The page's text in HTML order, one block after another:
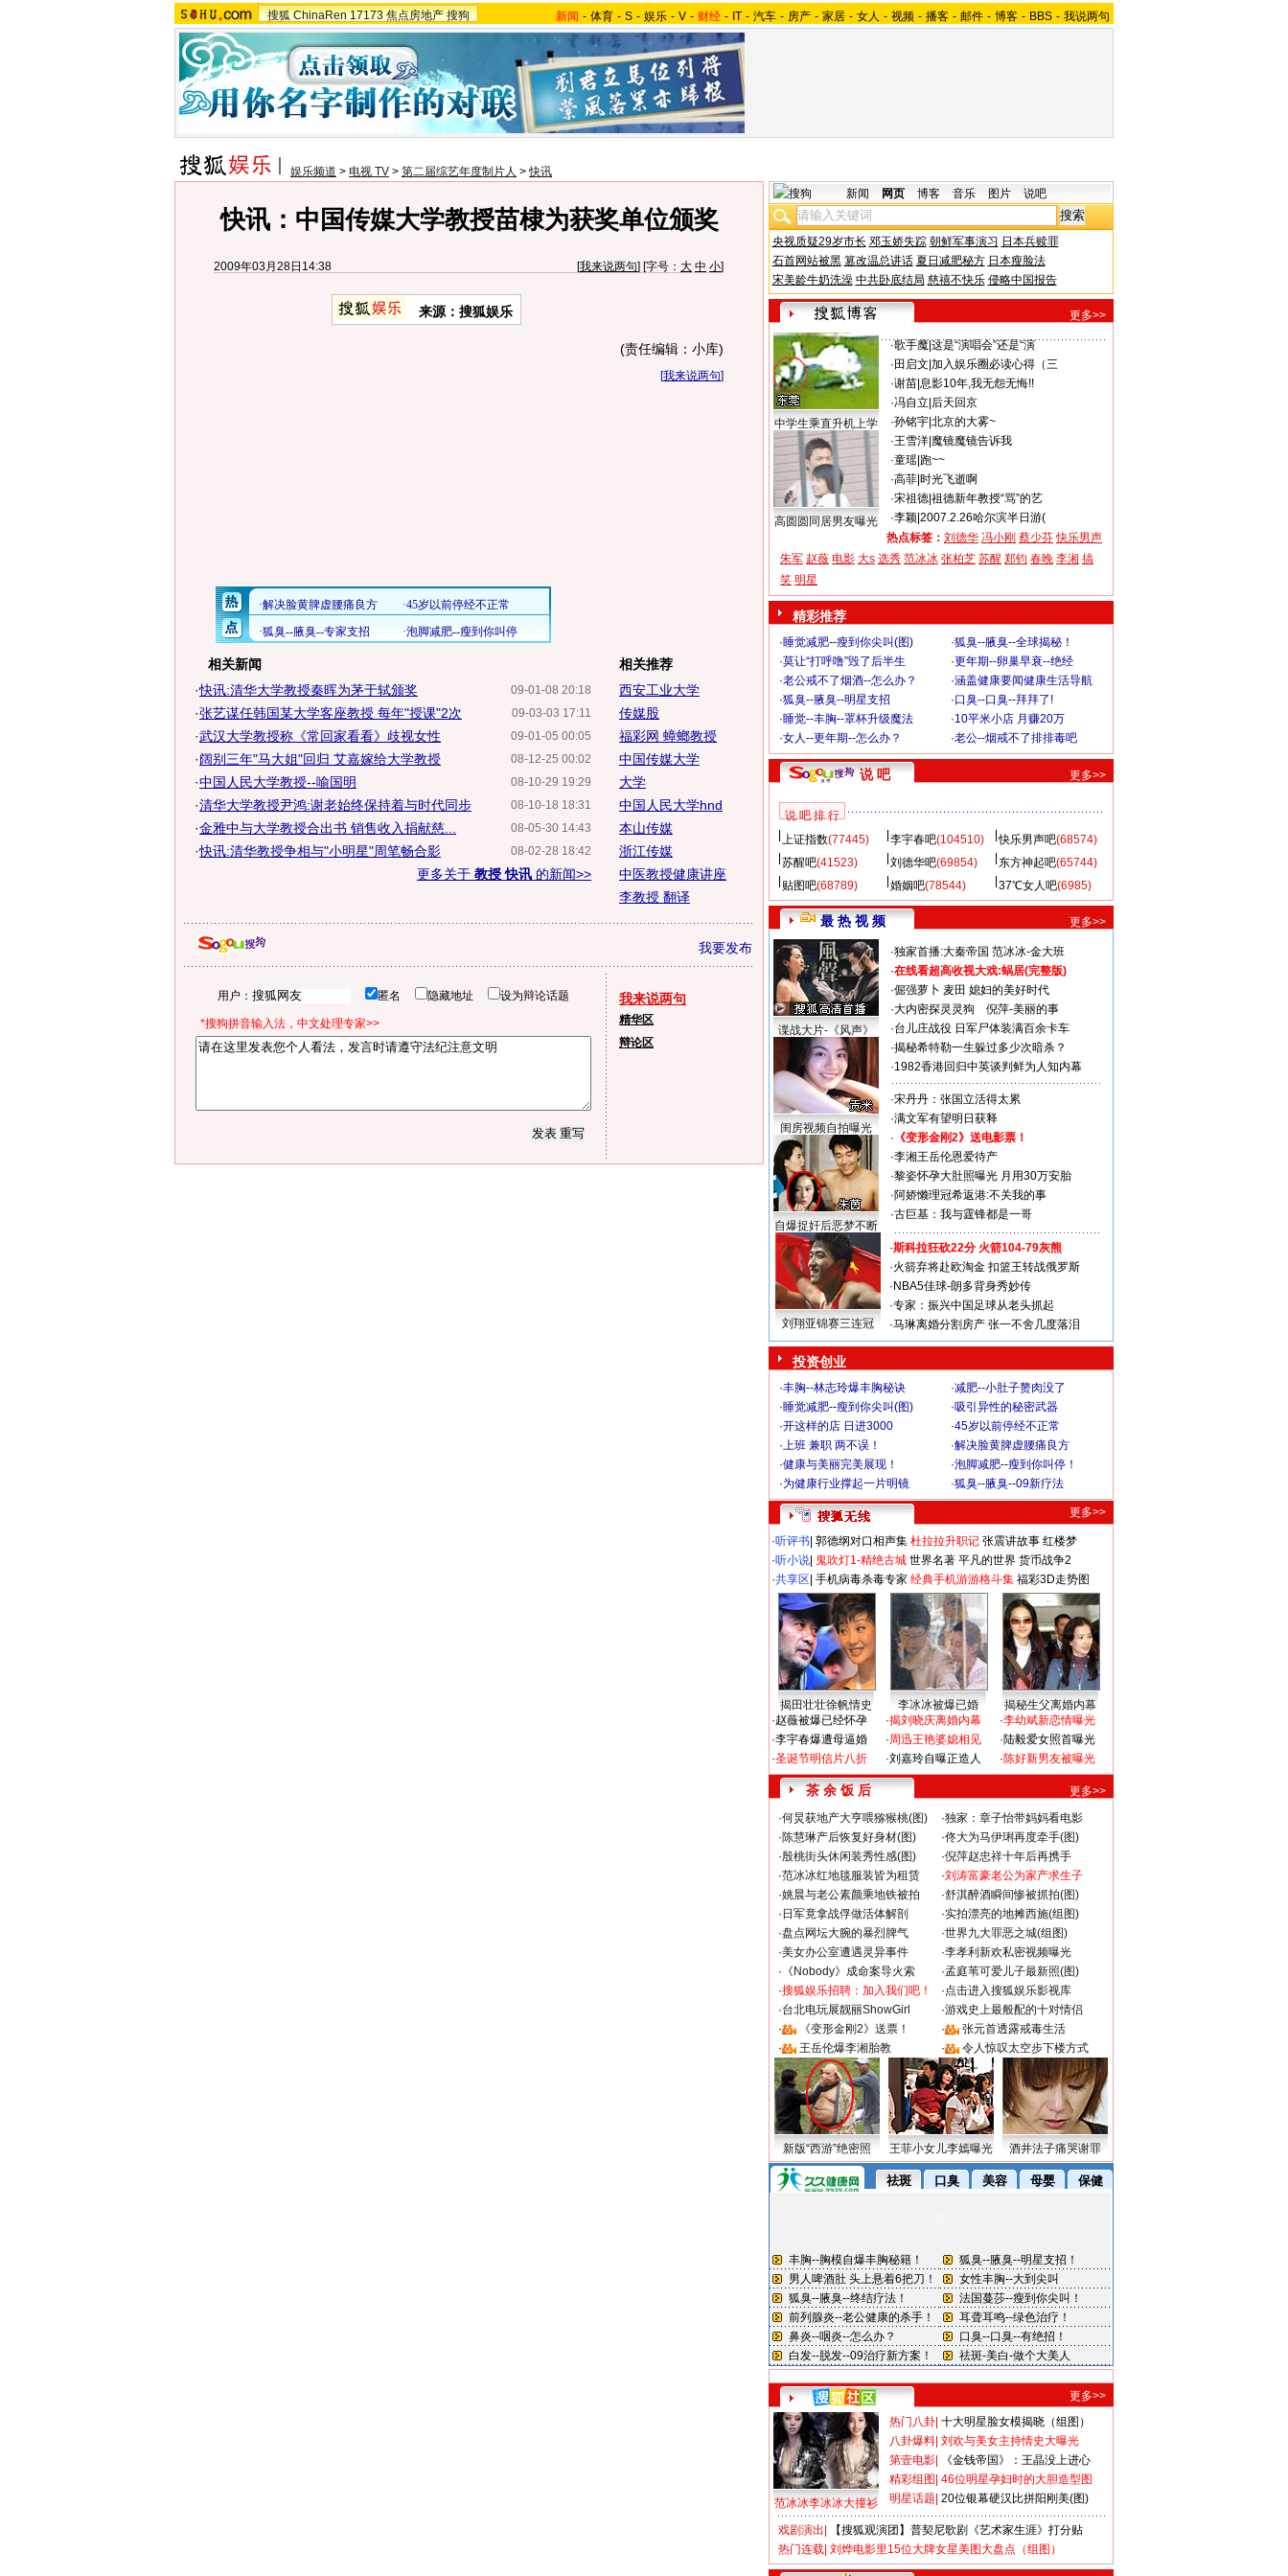
搜狐 ChinaRen 17173 焦点房地产 搜狗 新闻 - 体育 - S - 娱乐 - V - 财经 - IT - 汽车 - 房产 - 家居 - 女人 - 视频 - 播客 - 邮件 - 博客 - BBS - 我说两句
娱乐频道 > 电视 TV > 第二届综艺年度制片人 >快讯
快讯：中国传媒大学教授苗棣为获奖单位颁奖
2009年03月28日14:38 [我来说两句] [字号： 大 中 小]
来源：搜狐娱乐
(责任编辑：小库)
[我来说两句]
相关新闻
09-01-08 20:18
·快讯:清华大学教授秦晖为茅于轼颁奖
09-03-03 17:11
·张艺谋任韩国某大学客座教授 每年"授课"2次
09-01-05 00:05
·武汉大学教授称《常回家看看》歧视女性
08-12-25 00:02
·阔别三年"马大姐"回归 艾嘉嫁给大学教授
08-10-29 19:29
·中国人民大学教授--喻国明
08-10-18 18:31
·清华大学教授尹鸿:谢老始终保持着与时代同步
08-05-30 14:43
·金雅中与大学教授合出书 销售收入捐献慈...
08-02-28 18:42
·快讯:清华教授争相与"小明星"周笔畅合影
更多关于 教授 快讯 的新闻>>
相关推荐
西安工业大学
传媒股
福彩网 蟑螂教授
中国传媒大学
大学
中国人民大学hnd
本山传媒
浙江传媒
中医教授健康讲座
李教授 翻译
我要发布
用户： 匿名 隐藏地址 设为辩论话题
*搜狗拼音输入法，中文处理专家>>
我来说两句
精华区
辩论区
新闻 网页 博客 音乐 图片 说吧
央视质疑29岁市长 邓玉娇失踪 朝鲜军事演习 日本兵赎罪
石首网站被黑 篡改温总讲话 夏日减肥秘方 日本瘦脸法
宋美龄牛奶洗澡 中共卧底结局 慈禧不快乐 侵略中国报告
更多>>
中学生乘直升机上学
高圆圆同居男友曝光
·歌手魔| 这是“演唱会”还是“演
· 田启文 加入娱乐圈必读心得（三
·谢苗| 息影10年,我无怨无悔!!
·冯自立 后天回京
·孙铭宇| 北京的大雾~
·王雪洋| 魔镜魔镜告诉我
·童瑶| 跑~~
·高菲| 时光飞逝啊
·宋祖德| 祖德新年教授“骂”的艺
·李颖| 2007.2.26哈尔滨半日游(
热点标签： 刘德华 冯小刚 蔡少芬 快乐男声
朱军 赵薇 电影 大s 选秀 范冰冰 张柏芝 苏醒 郑钧 春晚 李湘 搞
笑 明星
精彩推荐
·睡觉减肥--瘦到你尖叫(图) ·狐臭--腋臭--全球揭秘！
·莫让“打呼噜”毁了后半生 ·更年期--卵巢早衰--绝经
·老公戒不了烟酒--怎么办？ ·涵盖健康要闻健康生活导航
·狐臭--腋臭--明星支招 ·口臭--口臭--拜拜了!
·睡觉--丰胸--罩杯升级魔法 ·10平米小店 月赚20万
·女人--更年期--怎么办？ ·老公--烟戒不了排排毒吧
说 吧 更多>>
说 吧 排 行
上证指数(77445) 李宇春吧(104510) 快乐男声吧(68574)
苏醒吧(41523) 刘德华吧(69854) 东方神起吧(65744)
贴图吧(68789) 婚姻吧(78544) 37℃女人吧(6985)
最 热 视 频 更多>>
谍战大片-《风声》
闺房视频自拍曝光
自爆捉奸后恶梦不断
·独家首播:大秦帝国 范冰冰-金大班
·在线看超高收视大戏:蜗居(完整版)
·倔强萝卜 麦田 媳妇的美好时代
·大内密探灵灵狗
倪萍-美丽的事
·台儿庄战役 日军尸体装满百余卡车
·揭秘希特勒一生躲过多少次暗杀？
·1982香港回归中英谈判鲜为人知内幕
·宋丹丹：张国立活得太累
·满文军有望明日获释
· 《变形金刚2》送电影票！
·李湘王岳伦恩爱待产
·黎姿怀孕大肚照曝光 月用30万安胎
·阿娇懒理冠希返港:不关我的事
·古巨基：我与霆锋都是一哥
刘翔亚锦赛三连冠
·斯科拉狂砍22分 火箭104-79灰熊
·火箭弃将赴欧淘金 扣篮王转战俄罗斯
· NBA5佳球-朗多背身秀妙传
·专家：振兴中国足球从老头抓起
·马琳离婚分割房产 张一不舍几度落泪
投资创业
·丰胸--林志玲爆丰胸秘诀 ·减肥--小肚子赘肉没了
·睡觉减肥--瘦到你尖叫(图) ·吸引异性的秘密武器
·开这样的店 日进3000 ·45岁以前停经不正常
·上班 兼职 两不误！ ·解决脸黄脾虚腰痛良方
·健康与美丽完美展现！ ·泡脚减肥--瘦到你叫停！
·为健康行业撑起一片明镜 ·狐臭--腋臭--09新疗法
更多>>
·听评书 郭德纲对口相声集 杜拉拉升职记 张震讲故事 红楼梦
·听小说 鬼吹灯1-精绝古城 世界名著 平凡的世界 货币战争2
·共享区 手机病毒杀毒专家 经典手机游游格斗集 福彩3D走势图
揭田壮壮徐帆情史 李冰冰被爆已婚
揭秘生父离婚内幕
·赵薇被爆已经怀孕
·李宇春爆遭母逼婚
·圣诞节明信片八折
·揭刘晓庆离婚内幕
·周迅王艳婆媳相见
·刘嘉玲自曝正造人
·李幼斌新恋情曝光
·陆毅爱女照首曝光
·陈好新男友被曝光
茶 余 饭 后
更多>>
·何炅获地产大亨喂猕猴桃(图) ·独家：章子怡带妈妈看电影
·陈慧琳产后恢复好身材(图) ·佟大为马伊琍再度牵手(图)
·殷桃街头休闲装秀性感(图) ·倪萍赵忠祥十年后再携手
·范冰冰红地毯服装皆为租赁 ·刘涛富豪老公为家产求生子
·姚晨与老公素颜乘地铁被拍 ·舒淇醉酒瞬间惨被抓拍(图)
· 日军竟拿战俘做活体解剖 ·实拍漂亮的地摊西施(组图)
·盘点网坛大腕的暴烈脾气 ·世界九大罪恶之城(组图)
·美女办公室遭遇灵异事件 ·李孝利新欢私密视频曝光
· 《Nobody》成命案导火索 ·孟庭苇可爱儿子最新照(图)
·搜狐娱乐招聘：加入我们吧！ ·点击进入搜狐娱乐影视库
·台北电玩展靓丽ShowGirl ·游戏史上最般配的十对情侣
·
《变形金刚2》送票！ ·
张元首透露戒毒生活
·
王岳伦爆李湘胎教 · 令人惊叹太空步下楼方式
新版“西游”绝密照 王菲小女儿李嫣曝光 酒井法子痛哭谢罪
更多>>
范冰冰李冰冰大撞衫
热门八卦 十大明星脸女模揭晓（组图）
八卦爆料 刘欢与美女主持情史大曝光
第壹电影
《金钱帝国》：王晶没上进心
精彩组图 46位明星孕妇时的大胆造型图
明星话题 20位银幕硬汉比拼阳刚美(图)
戏剧演出
【搜狐观演团】普契尼歌剧《艺术家生涯》打分贴
热门连载 刘烨电影里15位大牌女星美图大盘点（组图）